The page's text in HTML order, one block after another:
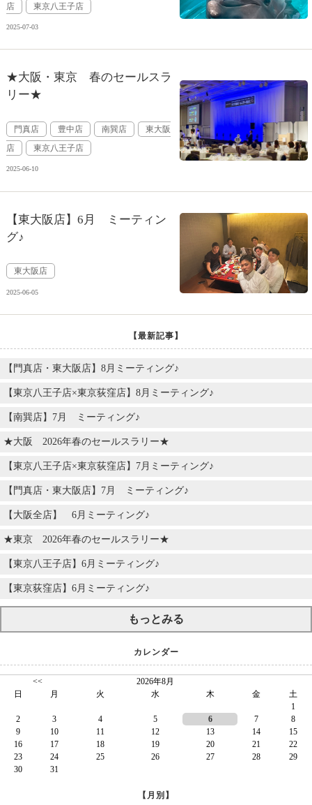
店
東京八王子店
2025-07-03
★大阪・東京 春のセールスラ
リー★
門真店 豊中店 南巽店
東大阪
店
東京八王子店
2025-06-10
【東大阪店】6月 ミーティン
グ♪
東大阪店
2025-06-05
【最新記事】
【門真店・東大阪店】8月ミーティング♪
【東京八王子店×東京荻窪店】8月ミーティング♪
【南巽店】7月 ミーティング♪
★大阪 2026年春のセールスラリー★
【東京八王子店×東京荻窪店】7月ミーティング♪
【門真店・東大阪店】7月 ミーティング♪
【大阪全店】 6月ミーティング♪
★東京 2026年春のセールスラリー★
【東京八王子店】6月ミーティング♪
【東京荻窪店】6月ミーティング♪
もっとみる
カレンダー
<<
2026年8月
日
月 火 水 木 金
土
1
2
3 4 5 6 7
8
9
10 11 12 13 14
15
16
17 18 19 20 21
22
23
24 25 26 27 28
29
30
31
【月別】